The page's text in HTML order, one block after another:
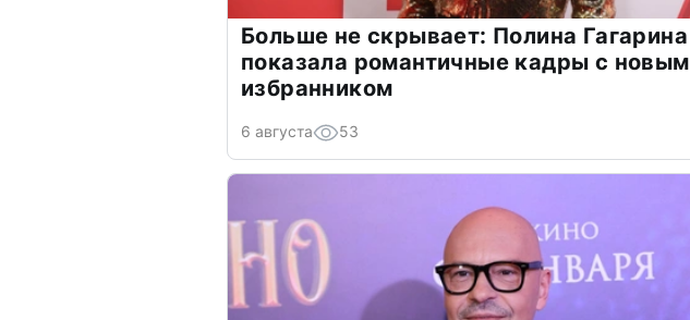
Больше не скрывает: Полина Гагарина
показала романтичные кадры с новым
избранником
6 августа 53